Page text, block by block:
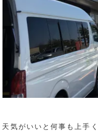
天気がいいと何事も上手